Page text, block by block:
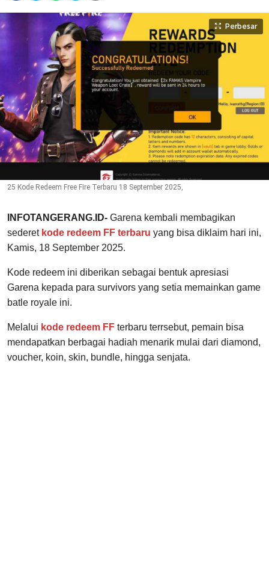
Perbesar
25 Kode Redeem Free Fire Terbaru 18 September 2025,
INFOTANGERANG.ID- Garena kembali membagikan
sederet kode redeem FF terbaru yang bisa diklaim hari ini,
Kamis, 18 September 2025.
Kode redeem ini diberikan sebagai bentuk apresiasi
Garena kepada para survivors yang setia memainkan game
batle royale ini.
Melalui kode redeem FF terbaru terrsebut, pemain bisa
mendapatkan berbagai hadiah menarik mulai dari diamond,
voucher, koin, skin, bundle, hingga senjata.